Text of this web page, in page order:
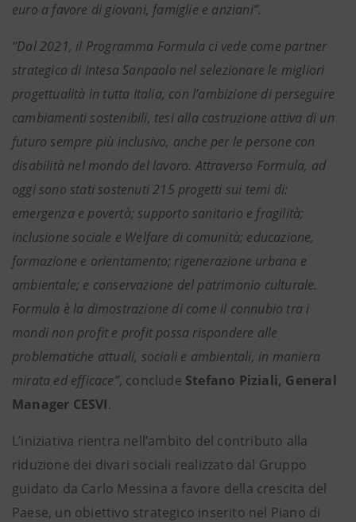
euro a favore di giovani, famiglie e anziani”.
“Dal 2021, il Programma Formula ci vede come partner
strategico di Intesa Sanpaolo nel selezionare le migliori
progettualità in tutta Italia, con l’ambizione di perseguire
cambiamenti sostenibili, tesi alla costruzione attiva di un
futuro sempre più inclusivo, anche per le persone con
disabilità nel mondo del lavoro. Attraverso Formula, ad
oggi sono stati sostenuti 215 progetti sui temi di:
emergenza e povertà; supporto sanitario e fragilità;
inclusione sociale e Welfare di comunità; educazione,
formazione e orientamento; rigenerazione urbana e
ambientale; e conservazione del patrimonio culturale.
Formula è la dimostrazione di come il connubio tra i
mondi non profit e profit possa rispondere alle
problematiche attuali, sociali e ambientali, in maniera
mirata ed efficace”, conclude Stefano Piziali, General
Manager CESVI.
L’iniziativa rientra nell’ambito del contributo alla
riduzione dei divari sociali realizzato dal Gruppo
guidato da Carlo Messina a favore della crescita del
Paese, un obiettivo strategico inserito nel Piano di